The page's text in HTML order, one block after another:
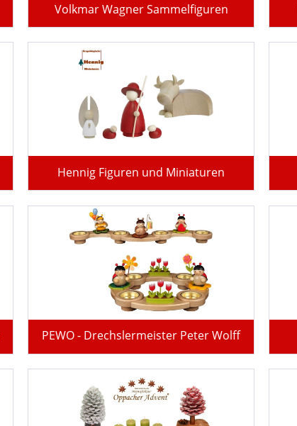
Volkmar Wagner Sammelfiguren
Hennig Figuren und Miniaturen
PEWO - Drechslermeister Peter Wolff